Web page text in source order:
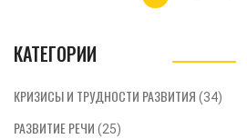
КАТЕГОРИИ
КРИЗИСЫ И ТРУДНОСТИ РАЗВИТИЯ (34)
РАЗВИТИЕ РЕЧИ (25)